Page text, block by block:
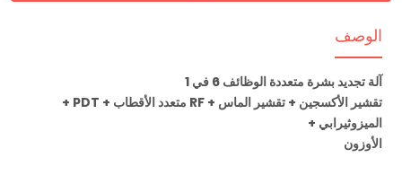
الوصف
آلة تجديد بشرة متعددة الوظائف 6 في 1
تقشير الأكسجين + تقشير الماس + RF متعدد الأقطاب + PDT +
الميزوثيرابي +
الأوزون